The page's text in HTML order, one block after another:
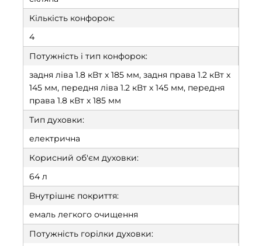
Кількість конфорок:
4
Потужність і тип конфорок:
задня ліва 1.8 кВт х 185 мм, задня права 1.2 кВт х
145 мм, передня ліва 1.2 кВт х 145 мм, передня
права 1.8 кВт х 185 мм
Тип духовки:
електрична
Корисний об'єм духовки:
64 л
Внутрішнє покриття:
емаль легкого очищення
Потужність горілки духовки: